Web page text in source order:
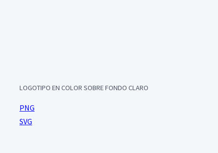
LOGOTIPO EN COLOR SOBRE FONDO CLARO
PNG
SVG